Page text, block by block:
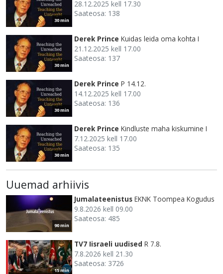
30 min
28.12.2025 kell 17.30
Saateosa: 138
30 min
Derek Prince Kuidas leida oma kohta I
21.12.2025 kell 17.00
Saateosa: 137
30 min
Derek Prince P 14.12.
14.12.2025 kell 17.00
Saateosa: 136
30 min
Derek Prince Kindluste maha kiskumine I
7.12.2025 kell 17.00
Saateosa: 135
Uuemad arhiivis
90 min
Jumalateenistus EKNK Toompea Kogudus
9.8.2026 kell 09.00
Saateosa: 485
15 min
TV7 Iisraeli uudised R 7.8.
7.8.2026 kell 21.30
Saateosa: 3726